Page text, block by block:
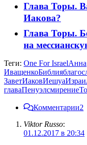
Глава Торы.
Иакова?
Глава Торы.
на
Теги: One For IsraelАнна
ИващенкоБиблия
ЗаветИаковИешуа
главаПенуэлсмирение
Комментарии2
Viktor Russo:
01.12.2017 в 20:34